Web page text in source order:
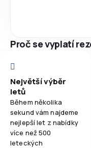
Proč se vyplatí
Největší výběr
letů
Během několika
sekund vám najdeme
nejlepší let z nabídky
více než 500
leteckých